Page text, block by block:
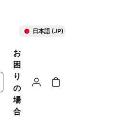
日本語 (JP)
お
困
り
の
場
合